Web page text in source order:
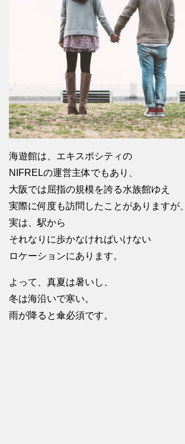
海遊館は、エキスポシティの
NIFRELの運営主体でもあり、
大阪では屈指の規模を誇る水族館ゆえ
実際に何度も訪問したことがありますが、
実は、駅から
それなりに歩かなければいけない
ロケーションにあります。
よって、真夏は暑いし、
冬は海沿いで寒い。
雨が降ると傘必須です。